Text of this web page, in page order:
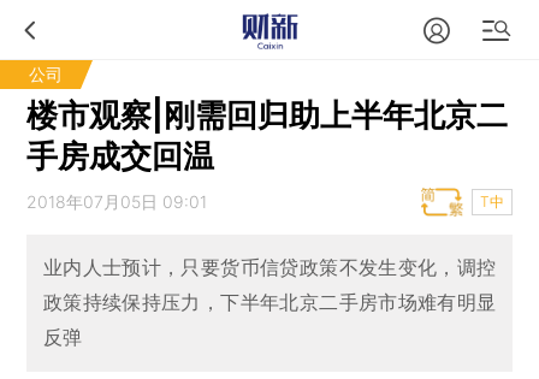
公司
楼市观察|刚需回归助上半年北京二
手房成交回温
2018年07月05日 09:01 T中
业内人士预计，只要货币信贷政策不发生变化，调控
政策持续保持压力，下半年北京二手房市场难有明显
反弹